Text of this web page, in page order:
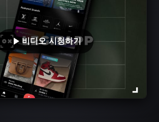
비디오 시청하기